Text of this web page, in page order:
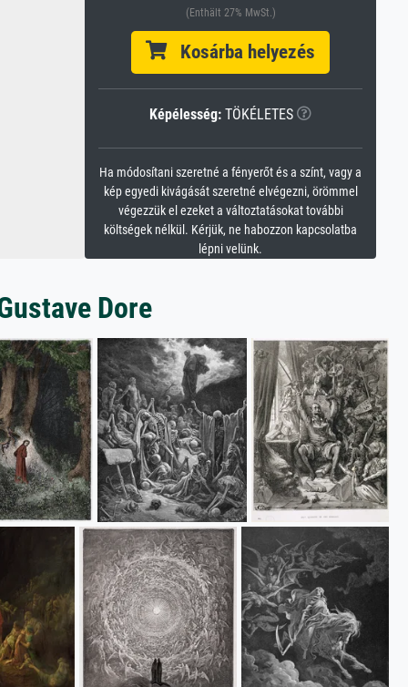
(Enthält 27% MwSt.)
Kosárba helyezés
Képélesség: TÖKÉLETES
Ha módosítani szeretné a fényerőt és a színt, vagy a
kép egyedi kivágását szeretné elvégezni, örömmel
végezzük el ezeket a változtatásokat további
költségek nélkül. Kérjük, ne habozzon kapcsolatba
lépni velünk.
Dore